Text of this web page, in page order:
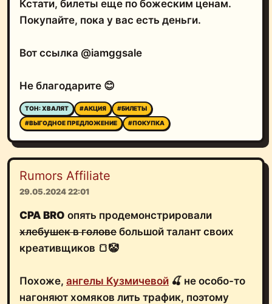
Кстати, билеты еще по божеским ценам.
Покупайте, пока у вас есть деньги.
Вот ссылка @iamggsale
Не благодарите 😊
ТОН: ХВАЛЯТ #АКЦИЯ
#БИЛЕТЫ
#ВЫГОДНОЕ ПРЕДЛОЖЕНИЕ
#ПОКУПКА
Rumors Affiliate
29.05.2024 22:01
CPA BRO опять продемонстрировали
хлебушек в голове большой талант своих
креативщиков 🍞🤡
Похоже, ангелы Кузмичевой 🍒 не особо-то
нагоняют хомяков лить трафик, поэтому